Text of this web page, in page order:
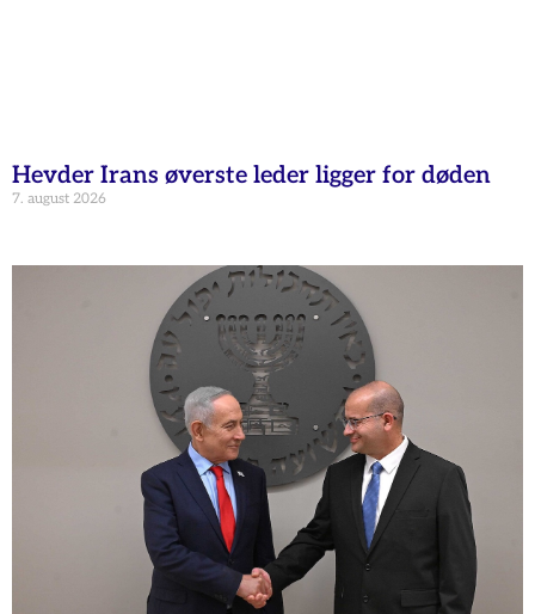
Hevder Irans øverste leder ligger for døden
7. august 2026